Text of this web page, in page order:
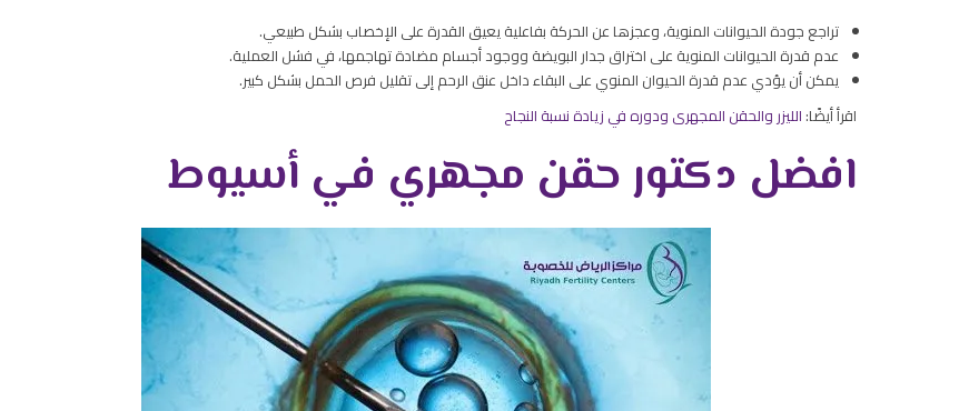
تراجع جودة الحيوانات المنوية، وعجزها عن الحركة بفاعلية يعيق القدرة على الإخصاب بشكل طبيعي.
عدم قدرة الحيوانات المنوية على اختراق جدار البويضة ووجود أجسام مضادة تهاجمها، في فشل العملية.
يمكن أن يؤدي عدم قدرة الحيوان المنوي على البقاء داخل عنق الرحم إلى تقليل فرص الحمل بشكل كبير.
اقرأ أيضًا: الليزر والحقن المجهرى ودوره في زيادة نسبة النجاح
افضل دكتور حقن مجهري في أسيوط